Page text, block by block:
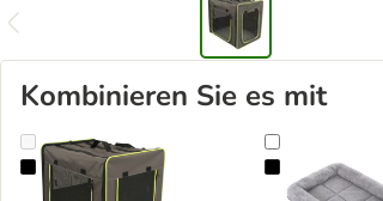
Kombinieren Sie es mit
Transporthütte First Class Basic